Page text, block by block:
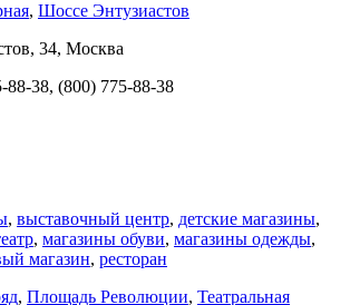
, Шоссе Энтузиастов
34, Москва
88-38, (800) 775-88-38
, выставочный центр, детские магазины,
, магазины обуви, магазины одежды,
магазин, ресторан
, Площадь Революции, Театральная